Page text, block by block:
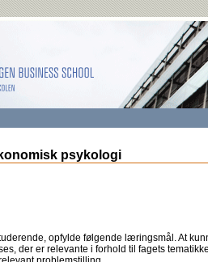
psykologi
opfylde følgende læringsmål. At
der er relevante i forhold til fagets